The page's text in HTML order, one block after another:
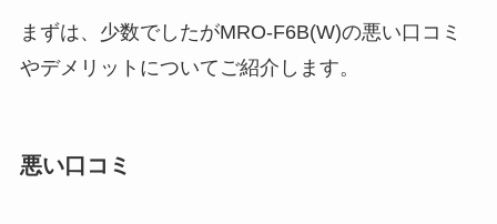
まずは、少数でしたがMRO-F6B(W)の悪い口コミ
やデメリットについてご紹介します。
悪い口コミ